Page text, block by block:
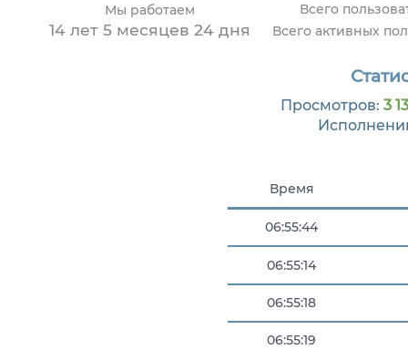
Мы работаем
14 лет 5 месяцев 24 дня
Всего
Всего активных
Просмотров: 3
Время
06:55:44
06:55:14
06:55:18
06:55:19